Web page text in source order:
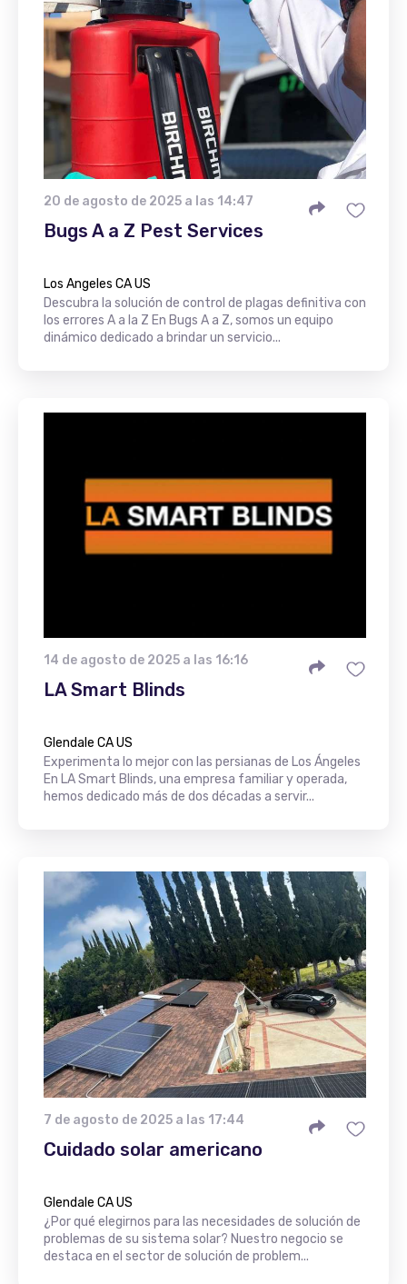
20 de agosto de 2025 a las 14:47
Bugs A a Z Pest Services
Los Angeles CA US
Descubra la solución de control de plagas definitiva con
los errores A a la Z En Bugs A a Z, somos un equipo
dinámico dedicado a brindar un servicio...
14 de agosto de 2025 a las 16:16
LA Smart Blinds
Glendale CA US
Experimenta lo mejor con las persianas de Los Ángeles
En LA Smart Blinds, una empresa familiar y operada,
hemos dedicado más de dos décadas a servir...
7 de agosto de 2025 a las 17:44
Cuidado solar americano
Glendale CA US
¿Por qué elegirnos para las necesidades de solución de
problemas de su sistema solar? Nuestro negocio se
destaca en el sector de solución de problem...